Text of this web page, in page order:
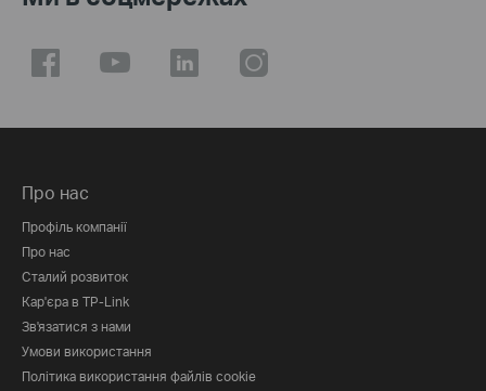
Про нас
Профіль компанії
Про нас
Сталий розвиток
Кар'єра в TP-Link
Зв'язатися з нами
Умови використання
Політика використання файлів cookie